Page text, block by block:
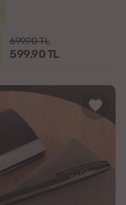
699.90 TL
599.90 TL